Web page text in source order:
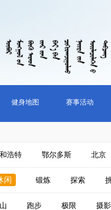
健身地图 赛事活动
浩特 鄂尔多斯 北京
闲 锻炼 探索
跑步 极限 摄影